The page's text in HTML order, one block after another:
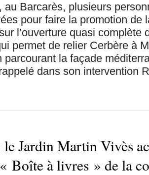
au Barcarès, plusieurs
pour faire la promotion de
l’ouverture quasi complète
permet de relier Cerbère à
parcourant la façade
dans son intervention
le Jardin Martin Vivès
Boîte à livres » de la